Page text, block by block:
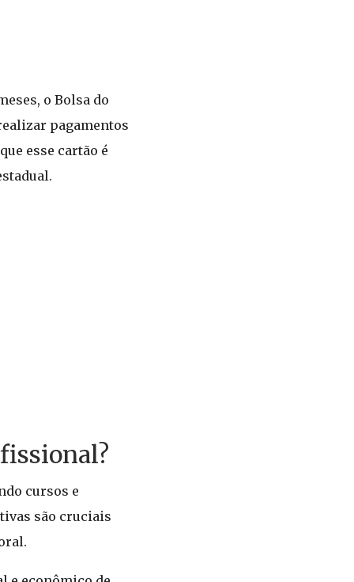
o Bolsa do
pagamentos
esse cartão é
cursos e
são cruciais